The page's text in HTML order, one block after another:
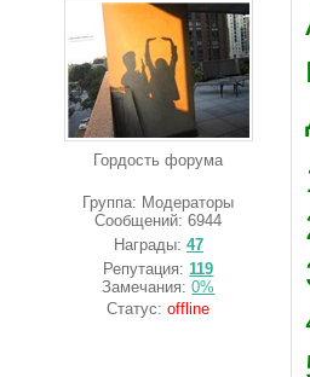
Гордость форума
Группа: Модераторы
Сообщений:6944
Награды: 47
Репутация:119
Замечания:0%
Статус:offline